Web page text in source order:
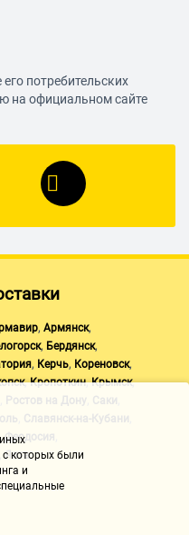
потребительских
на официальном сайте
, Армянск,
, Бердянск,
, Керчь, Кореновск,
,Кропоткин,Крымск,
Ростов на Дону Саки
Славянск-на-Кубани
,Феодосия
,Ялта
с которых были
и